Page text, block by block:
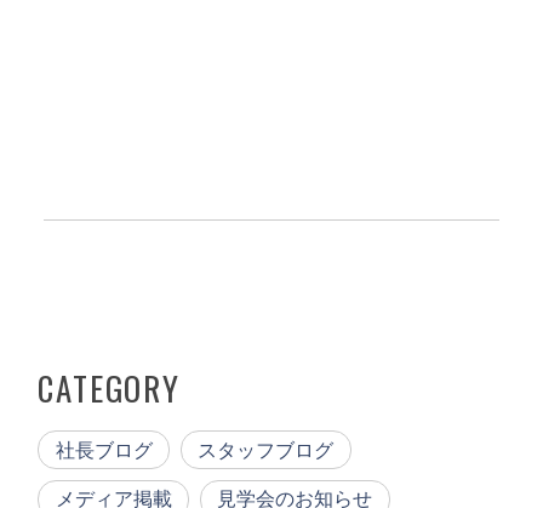
CATEGORY
社長ブログ スタッフブログ
メディア掲載 見学会のお知らせ